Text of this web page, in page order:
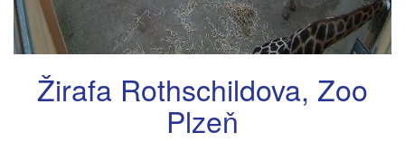
Žirafa Rothschildova, Zoo
Plzeň